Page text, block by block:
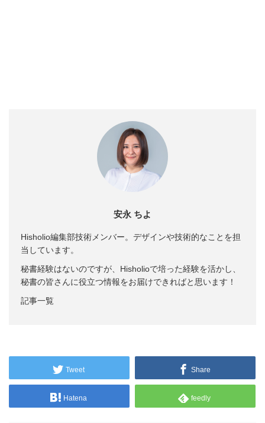
安永 ちよ
Hisholio編集部技術メンバー。デザインや技術的なことを担
当しています。
秘書経験はないのですが、Hisholioで培った経験を活かし、
秘書の皆さんに役立つ情報をお届けできればと思います！
記事一覧
Tweet Share
Hatena feedly